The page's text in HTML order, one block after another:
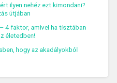
ilyen nehéz ezt kimondani?
útjában
4 faktor, amivel ha tisztában
életedben!
hogy az akadályokból